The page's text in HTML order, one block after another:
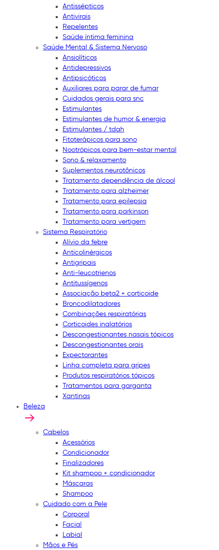
Antissépticos
Antivirais
Repelentes
Saúde íntima feminina
Saúde Mental & Sistema Nervoso
Ansiolíticos
Antidepressivos
Antipsicóticos
Auxiliares para parar de fumar
Cuidados gerais para snc
Estimulantes
Estimulantes de humor & energia
Estimulantes / tdah
Fitoterápicos para sono
Nootrópicos para bem-estar mental
Sono & relaxamento
Suplementos neurotônicos
Tratamento dependência de álcool
Tratamento para alzheimer
Tratamento para epilepsia
Tratamento para parkinson
Tratamento para vertigem
Sistema Respiratório
Alívio da febre
Anticolinérgicos
Antigripais
Anti-leucotrienos
Antitussígenos
Associação beta2 + corticoide
Broncodilatadores
Combinações respiratórias
Corticoides inalatórios
Descongestionantes nasais tópicos
Descongestionantes orais
Expectorantes
Linha completa para gripes
Produtos respiratórios tópicos
Tratamentos para garganta
Xantinas
Beleza
Cabelos
Acessórios
Condicionador
Finalizadores
Kit shampoo + condicionador
Máscaras
Shampoo
Cuidado com a Pele
Corporal
Facial
Labial
Mãos e Pés